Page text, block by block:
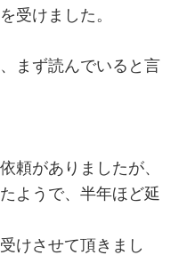
受けました。
まず読んでいると言
頼がありましたが、
ようで、半年ほど延
けさせて頂きまし